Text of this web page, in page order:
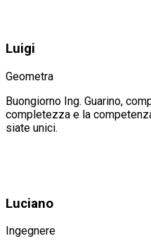
Luigi
Geometra
Buongiorno Ing. Guarino,
completezza e la
siate unici.
Luciano
Ingegnere